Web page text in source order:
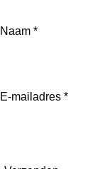
Naam *
E-mailadres *